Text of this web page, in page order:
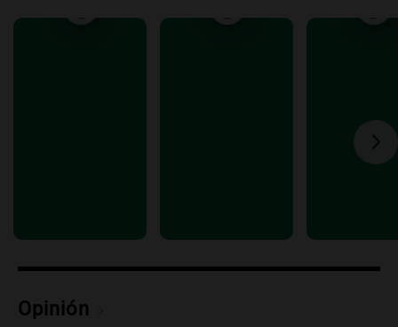
contra el tiempo: necesita un trasplante
Una mañana para todos
Audio.
Opinión